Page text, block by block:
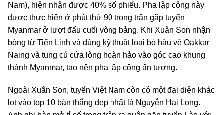
Nam), hiện nhận được 40% số phiếu. Pha lập công này
được thực hiện ở phút thứ 90 trong trận gặp tuyển
Myanmar ở lượt đấu cuối vòng bảng. Khi Xuân Son nhận
bóng từ Tiến Linh và dùng kỹ thuật loại bỏ hậu vệ Oakkar
Naing và tung cú cứa lòng hoàn hảo vào góc cao khung
thành Myanmar, tạo nên pha lập công ấn tượng.
Ngoài Xuân Son, tuyển Việt Nam còn có một đại diện khác
lọt vào top 10 bàn thắng đẹp nhất là Nguyễn Hai Long.